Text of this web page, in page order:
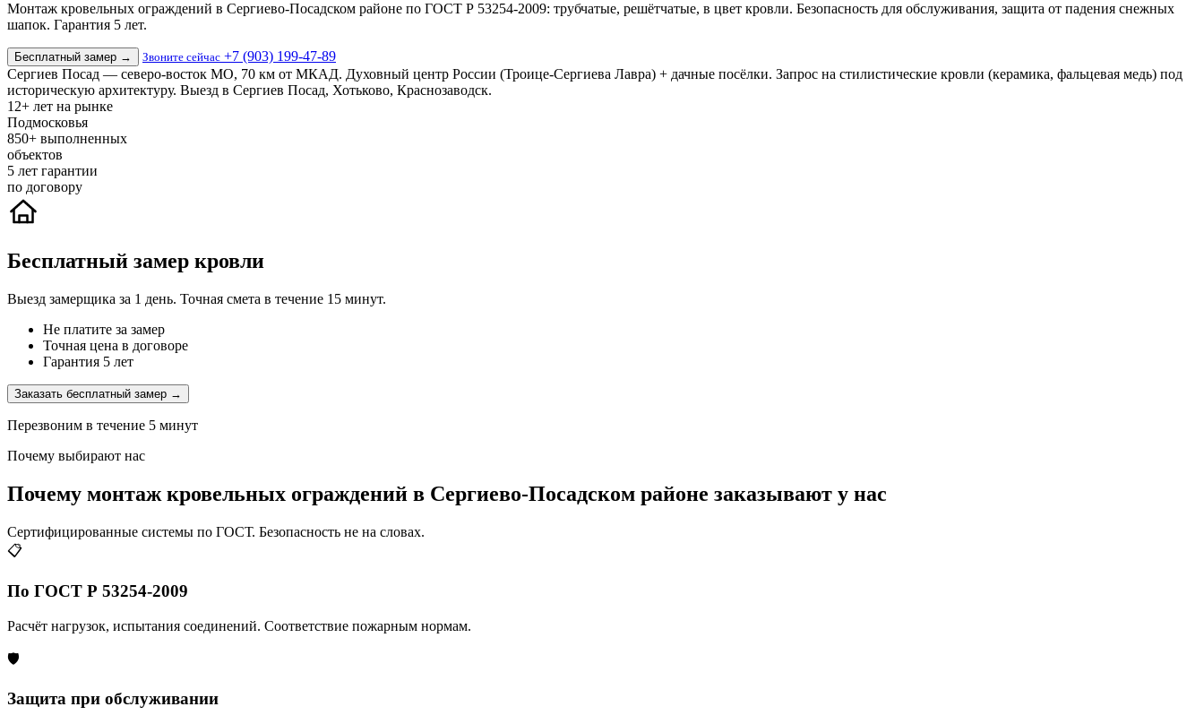
Монтаж кровельных ограждений в Сергиево-Посадском районе по ГОСТ Р 53254-2009: трубчатые, решётчатые, в цвет кровли. Безопасность для обслуживания, защита от падения снежных
шапок. Гарантия 5 лет.
Бесплатный замер → Звоните сейчас +7 (903) 199-47-89
Сергиев Посад — северо-восток МО, 70 км от МКАД. Духовный центр России (Троице-Сергиева Лавра) + дачные посёлки. Запрос на стилистические кровли (керамика, фальцевая медь) под
историческую архитектуру. Выезд в Сергиев Посад, Хотьково, Краснозаводск.
12+ лет на рынке
Подмосковья
850+ выполненных
объектов
5 лет гарантии
по договору
Бесплатный замер кровли
Выезд замерщика за 1 день. Точная смета в течение 15 минут.
Не платите за замер
Точная цена в договоре
Гарантия 5 лет
Заказать бесплатный замер →
Перезвоним в течение 5 минут
Почему выбирают нас
Почему монтаж кровельных ограждений в Сергиево-Посадском районе заказывают у нас
Сертифицированные системы по ГОСТ. Безопасность не на словах.
📋
По ГОСТ Р 53254-2009
Расчёт нагрузок, испытания соединений. Соответствие пожарным нормам.
🛡️
Защита при обслуживании